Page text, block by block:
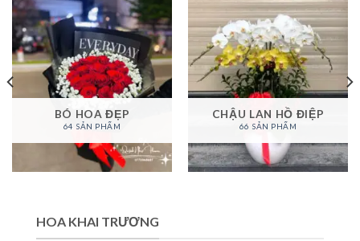
BÓ HOA ĐẸP
64 SẢN PHẨM
CHẬU LAN HỒ ĐIỆP
66 SẢN PHẨM
HOA KHAI TRƯƠNG